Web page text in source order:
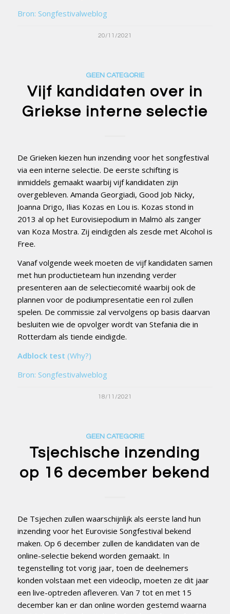
Bron: Songfestivalweblog
20/11/2021
GEEN CATEGORIE
Vijf kandidaten over in
Griekse interne selectie
De Grieken kiezen hun inzending voor het songfestival
via een interne selectie. De eerste schifting is
inmiddels gemaakt waarbij vijf kandidaten zijn
overgebleven. Amanda Georgiadi, Good Job Nicky,
Joanna Drigo, Ilias Kozas en Lou is. Kozas stond in
2013 al op het Eurovisiepodium in Malmö als zanger
van Koza Mostra. Zij eindigden als zesde met Alcohol is
Free.
Vanaf volgende week moeten de vijf kandidaten samen
met hun productieteam hun inzending verder
presenteren aan de selectiecomité waarbij ook de
plannen voor de podiumpresentatie een rol zullen
spelen. De commissie zal vervolgens op basis daarvan
besluiten wie de opvolger wordt van Stefania die in
Rotterdam als tiende eindigde.
Adblock test (Why?)
Bron: Songfestivalweblog
18/11/2021
GEEN CATEGORIE
Tsjechische inzending
op 16 december bekend
De Tsjechen zullen waarschijnlijk als eerste land hun
inzending voor het Eurovisie Songfestival bekend
maken. Op 6 december zullen de kandidaten van de
online-selectie bekend worden gemaakt. In
tegenstelling tot vorig jaar, toen de deelnemers
konden volstaan met een videoclip, moeten ze dit jaar
een live-optreden afleveren. Van 7 tot en met 15
december kan er dan online worden gestemd waarna